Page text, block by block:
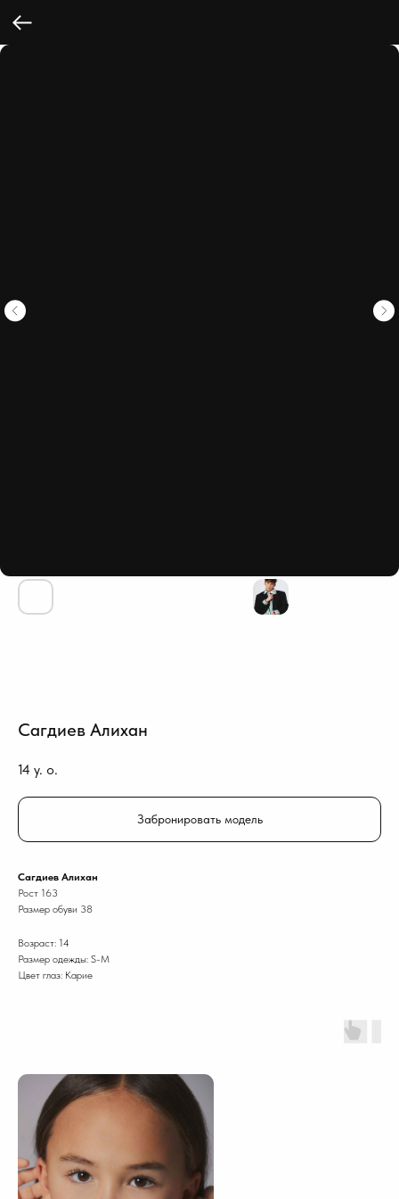
Сагдиев Алихан
14 y. o.
Забронировать модель
Сагдиев Алихан
Рост 163
Размер обуви 38
Возраст: 14
Размер одежды: S-M
Цвет глаз: Карие